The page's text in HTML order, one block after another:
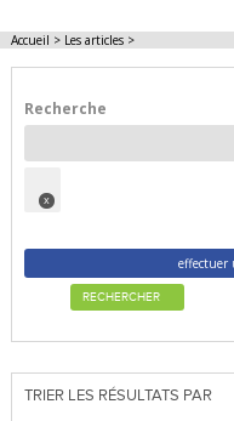
Accueil > Les articles>
Recherche
x
effectuer
RECHERCHER
TRIER LES RÉSULTATS PAR